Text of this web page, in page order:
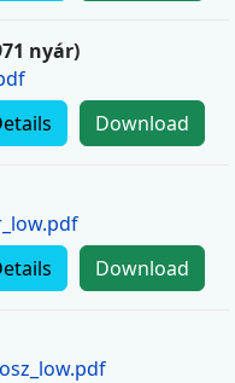
nyár)
Download
Download